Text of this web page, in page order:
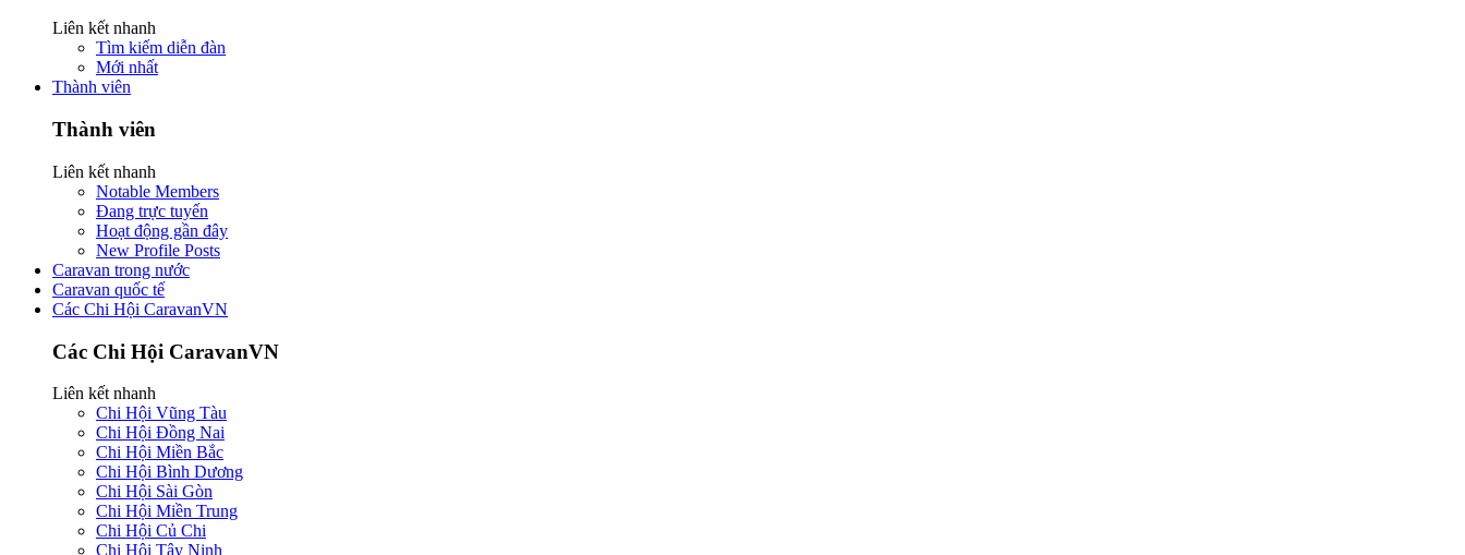
Liên kết nhanh
Tìm kiếm diễn đàn
Mới nhất
Thành viên
Thành viên
Liên kết nhanh
Notable Members
Đang trực tuyến
Hoạt động gần đây
New Profile Posts
Caravan trong nước
Caravan quốc tế
Các Chi Hội CaravanVN
Các Chi Hội CaravanVN
Liên kết nhanh
Chi Hội Vũng Tàu
Chi Hội Đồng Nai
Chi Hội Miền Bắc
Chi Hội Bình Dương
Chi Hội Sài Gòn
Chi Hội Miền Trung
Chi Hội Củ Chi
Chi Hội Tây Ninh